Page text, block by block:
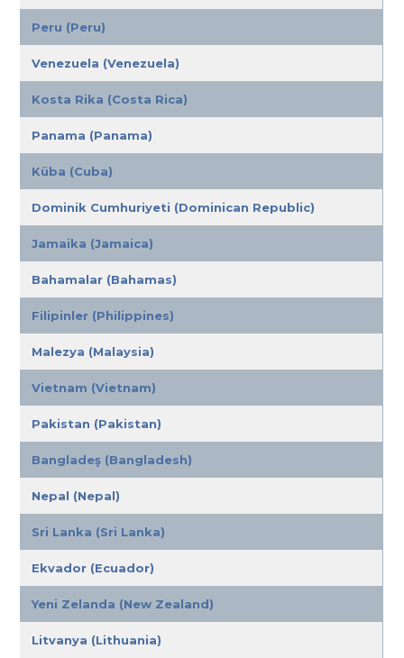
Peru (Peru)
Venezuela (Venezuela)
Kosta Rika (Costa Rica)
Panama (Panama)
Küba (Cuba)
Dominik Cumhuriyeti (Dominican Republic)
Jamaika (Jamaica)
Bahamalar (Bahamas)
Filipinler (Philippines)
Malezya (Malaysia)
Vietnam (Vietnam)
Pakistan (Pakistan)
Bangladeş (Bangladesh)
Nepal (Nepal)
Sri Lanka (Sri Lanka)
Ekvador (Ecuador)
Yeni Zelanda (New Zealand)
Litvanya (Lithuania)